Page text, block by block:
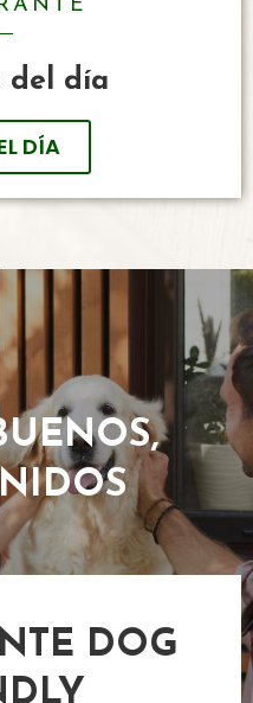
del día
DÍA
DOG